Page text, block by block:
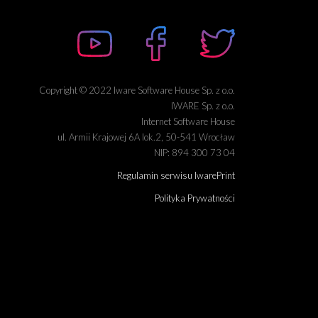
Copyright © 2022 Iware Software House Sp. z o.o.
IWARE Sp. z o.o.
Internet Software House
ul. Armii Krajowej 6A lok.2, 50-541 Wrocław
NIP: 894 300 73 04
Regulamin serwisu IwarePrint
Polityka Prywatności